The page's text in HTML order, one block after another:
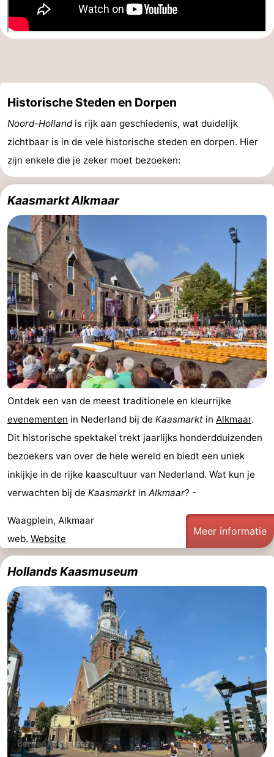
Historische Steden en Dorpen
Noord-Hollandis rijk aan geschiedenis, wat duidelijk
zichtbaar is in de vele historische steden en dorpen. Hier
zijn enkele die je zeker moet bezoeken:
Kaasmarkt Alkmaar
Ontdek een van de meest traditionele en kleurrijke
evenementen in Nederland bij de Kaasmarkt in Alkmaar.
Dit historische spektakel trekt jaarlijks honderdduizenden
bezoekers van over de hele wereld en biedt een uniek
inkijkje in de rijke kaascultuur van Nederland. Wat kun je
verwachten bij de Kaasmarkt in Alkmaar? -
Waagplein, Alkmaar
web. Website
Meer informatie
Hollands Kaasmuseum